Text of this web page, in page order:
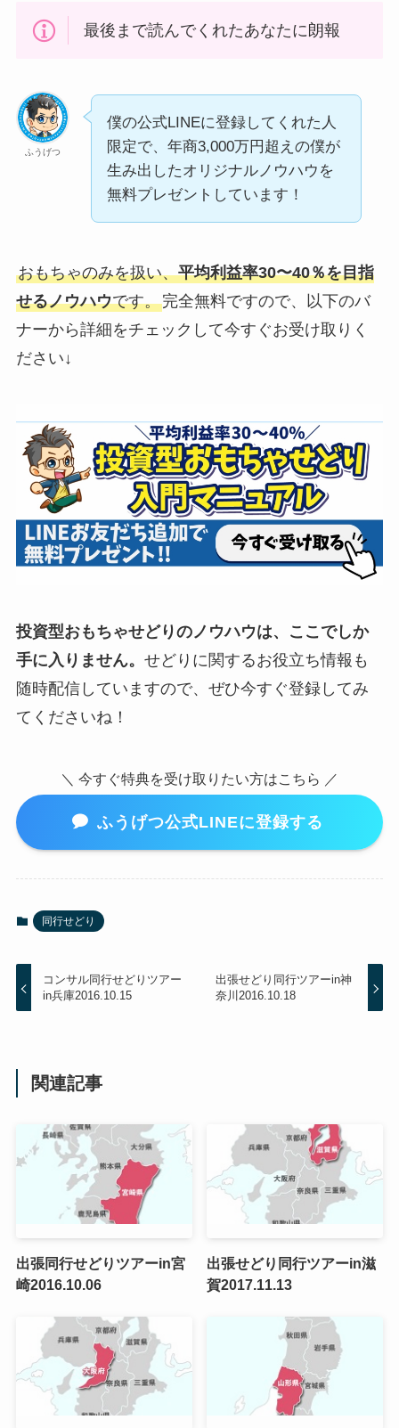
最後まで読んでくれたあなたに朗報
ふうげつ
僕の公式LINEに登録してくれた人
限定で、年商3,000万円超えの僕が
生み出したオリジナルノウハウを
無料プレゼントしています！
おもちゃのみを扱い、平均利益率30〜40％を目指
せるノウハウです。完全無料ですので、以下のバ
ナーから詳細をチェックして今すぐお受け取りく
ださい↓
投資型おもちゃせどりのノウハウは、ここでしか
手に入りません。 せどりに関するお役立ち情報も
随時配信していますので、ぜひ今すぐ登録してみ
てくださいね！
＼ 今すぐ特典を受け取りたい方はこちら ／
ふうげつ公式LINEに登録する
同行せどり
コンサル同行せどりツアー
in兵庫2016.10.15
出張せどり同行ツアーin神
奈川2016.10.18
関連記事
出張同行せどりツアーin宮
崎2016.10.06
出張せどり同行ツアーin滋
賀2017.11.13